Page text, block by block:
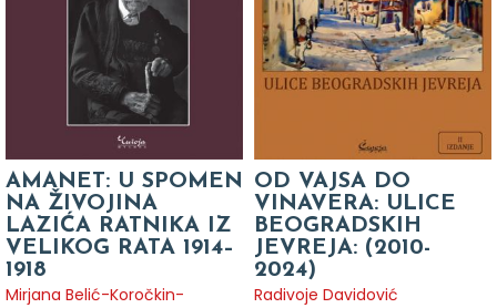
AMANET: U SPOMEN
NA ŽIVOJINA
LAZIĆA RATNIKA IZ
VELIKOG RATA 1914–
1918
Mirjana Belić-Koročkin-
OD VAJSA DO
VINAVERA: ULICE
BEOGRADSKIH
JEVREJA: (2010-
2024)
Radivoje Davidović